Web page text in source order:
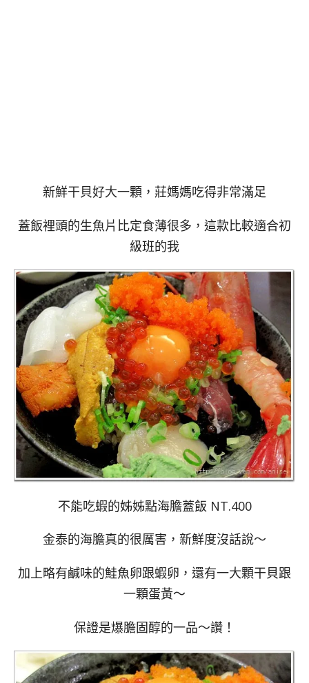
新鮮干貝好大一顆，莊媽媽吃得非常滿足
蓋飯裡頭的生魚片比定食薄很多，這款比較適合初
級班的我
不能吃蝦的姊姊點海膽蓋飯 NT.400
金泰的海膽真的很厲害，新鮮度沒話說～
加上略有鹹味的鮭魚卵跟蝦卵，還有一大顆干貝跟
一顆蛋黃～
保證是爆膽固醇的一品～讚！